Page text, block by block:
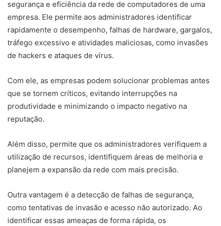
segurança e eficiência da rede de computadores de uma
empresa. Ele permite aos administradores identificar
rapidamente o desempenho, falhas de hardware, gargalos,
tráfego excessivo e atividades maliciosas, como invasões
de hackers e ataques de vírus.
Com ele, as empresas podem solucionar problemas antes
que se tornem críticos, evitando interrupções na
produtividade e minimizando o impacto negativo na
reputação.
Além disso, permite que os administradores verifiquem a
utilização de recursos, identifiquem áreas de melhoria e
planejem a expansão da rede com mais precisão.
Outra vantagem é a detecção de falhas de segurança,
como tentativas de invasão e acesso não autorizado. Ao
identificar essas ameaças de forma rápida, os